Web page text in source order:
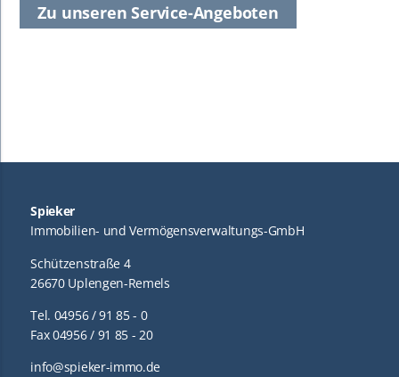
Zu unseren Service-Angeboten
Spieker
Immobilien- und Vermögensverwaltungs-GmbH
Schützenstraße 4
26670 Uplengen-Remels
Tel. 04956 / 91 85 - 0
Fax 04956 / 91 85 - 20
info@spieker-immo.de